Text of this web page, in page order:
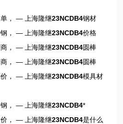
， — 上海隆继23NCDB4钢材
， — 上海隆继23NCDB4价格
， — 上海隆继23NCDB4圆棒
， — 上海隆继23NCDB4圆棒
， — 上海隆继23NCDB4模具材
， — 上海隆继23NCDB4*
， — 上海隆继23NCDB4是什么